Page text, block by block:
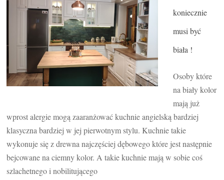
koniecznie
musi być
biała !
Osoby które
na biały kolor
mają już
wprost alergie mogą zaaranżować kuchnie angielską bardziej
klasyczna bardziej w jej pierwotnym stylu. Kuchnie takie
wykonuje się z drewna najczęściej dębowego które jest następnie
bejcowane na ciemny kolor. A takie kuchnie mają w sobie coś
szlachetnego i nobilitującego